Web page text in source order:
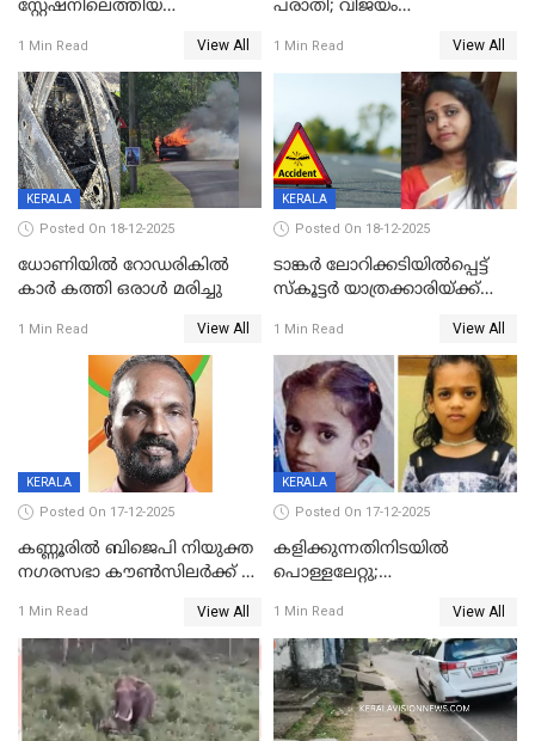
സ്റ്റേഷനിലെത്തിയ
കരണത്തടിച്ചു; CC ടിവി
ദൃശ്യങ്ങൾ പുറത്ത്
1 Min Read View All
പരാതി; വിജയം
വാർഡിലെ എൽഡിഎഫ്
സ്ഥാനാർത്ഥി
1 Min Read View All
KERALA
Posted On 18-12-2025
ധോണിയിൽ റോഡരികിൽ
കാർ കത്തി ഒരാൾ മരിച്ചു
1 Min Read View All
KERALA
Posted On 18-12-2025
ടാങ്കർ ലോറിക്കടിയിൽപ്പെട്ട്
സ്കൂട്ടർ യാത്രക്കാരിയ്ക്ക്
കണ്ടോത്ത് ദേശീയ പാതയിൽ
1 Min Read View All
KERALA
Posted On 17-12-2025
കണ്ണൂരിൽ ബിജെപി നിയുക്ത
നഗരസഭാ കൗൺസിലർക്ക് 36
1 Min Read View All
KERALA
Posted On 17-12-2025
കളിക്കുന്നതിനിടയിൽ
പൊള്ളലേറ്റു;
ക്ലാസ് വിദ്യാർത്ഥിനി മരിച്ചു
1 Min Read View All